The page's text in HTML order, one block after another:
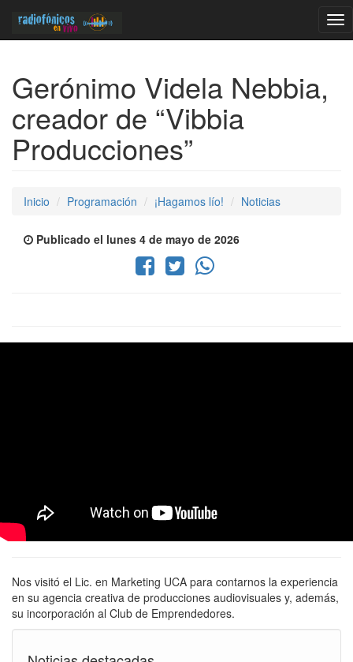
Gerónimo Videla Nebbia,
creador de “Vibbia
Producciones”
Inicio Programación ¡Hagamos lío! Noticias
Publicado el lunes 4 de mayo de 2026
Nos visitó el Lic. en Marketing UCA para contarnos la experiencia
en su agencia creativa de producciones audiovisuales y, además,
su incorporación al Club de Emprendedores.